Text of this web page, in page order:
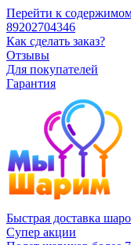
Перейти к
89202704346
Как сделать заказ?
Отзывы
Для покупателей
Гарантия
Быстрая доставка
Супер акции